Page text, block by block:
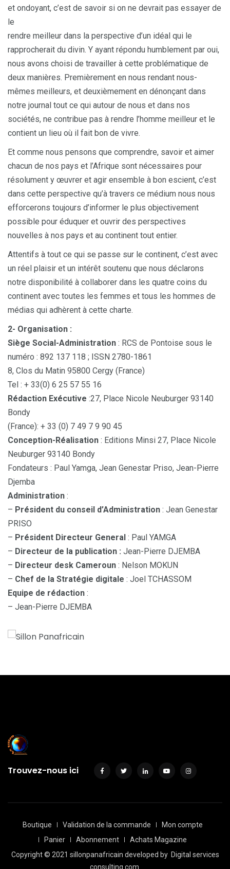
et ondoyant, c’est de savoir si on ne devrait pas essayer de
le
rendre meilleur dans la perspective d’un idéal qui le
rapprocherait du divin. Y ayant répondu humblement par oui,
nous avons choisi de travailler à cette problématique de
deux manières. Premièrement en nous rendant nous-
mêmes meilleurs, et deuxièmement en dénonçant dans
notre journal tout ce qui autour de nous et dans nos
sociétés, ne contribue pas à rendre l’homme meilleur et le
contient un lieu où il fait bon de vivre.
Et comme nous pensons que comprendre, savoir et aimer
chacun de nos pays et l’Afrique sont nécessaires pour
résolument y œuvrer et agir ensemble à bon escient, c’est
dans cette perspective qu’à travers ce médium nous nous
efforcerons toujours d’informer le plus objectivement
possible pour éduquer et ouvrir des perspectives
nouvelles à nos pays et au continent tout entier.
Attentifs à tout ce qui se passe sur le continent, c’est avec
un réel plaisir et un intérêt soutenu que nous déclarons
notre disponibilité à collaborer dans les quatre coins du
continent avec toutes les femmes et tous les hommes de
médias qui adhèrent à cette charte.
2- Organisation :
Siège Social-Administration : RCS de Pontoise sous le
numéro : 892 137 118 ; ISSN 2780-1861
8, Clos du Matin 95800 Cergy (France)
Tel : + 33(0) 6 25 57 55 16
Rédaction Exécutive :27, Place Nicole Neuburger 93140
Bondy
(France): + 33 (0) 7 49 7 9 90 45
Conception-Réalisation : Editions Minsi 27, Place Nicole
Neuburger 93140 Bondy
Fondateurs : Paul Yamga, Jean Genestar Priso, Jean-Pierre
Djemba
Administration :
– Président du conseil d’Administration : Jean Genestar
PRISO
– Président Directeur General : Paul YAMGA
– Directeur de la publication : Jean-Pierre DJEMBA
– Directeur desk Cameroun : Nelson MOKUN
– Chef de la Stratégie digitale : Joel TCHASSOM
Equipe de rédaction :
– Jean-Pierre DJEMBA
Trouvez-nous ici
Boutique Validation de la commande
Mon compte
Panier
Abonnement
Achats Magazine
Copyright © 2021 sillonpanafricain developed by Digital services
consulting.com